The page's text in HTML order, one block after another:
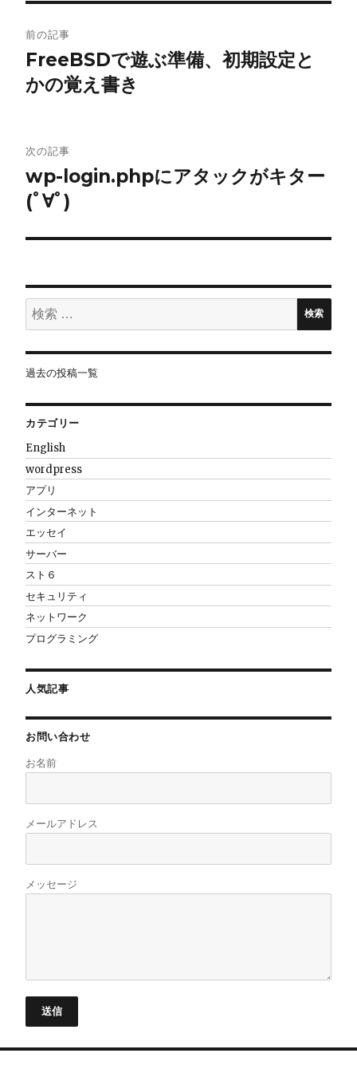
稿
ナ
ゲ
ー
ン
前の記事
FreeBSDで遊ぶ準備、初期設定と
かの覚え書き
次の記事
wp-login.phpにアタックがキター
(ﾟ∀ﾟ)
検
索:
検索
過去の投稿一覧
カテゴリー
English
wordpress
アプリ
インターネット
エッセイ
サーバー
スト６
セキュリティ
ネットワーク
プログラミング
人気記事
お問い合わせ
お名前
メールアドレス
メッセージ
送信